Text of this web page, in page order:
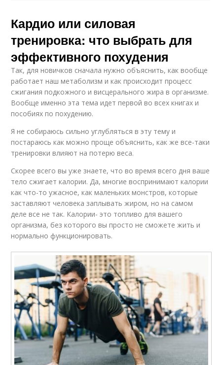
Кардио или силовая
тренировка: что выбрать для
эффективного похудения
Так, для новичков сначала нужно объяснить, как вообще
работает наш метаболизм и как происходит процесс
сжигания подкожного и висцерального жира в организме.
Вообще именно эта тема идет первой во всех книгах и
пособиях по похудению.
Я не собираюсь сильно углубляться в эту тему и
постараюсь как можно проще объяснить, как же все-таки
тренировки влияют на потерю веса.
Скорее всего вы уже знаете, что во время всего дня ваше
тело сжигает калории. Да, многие воспринимают калории
как что-то ужасное, как маленьких монстров, которые
заставляют человека заплывать жиром, но на самом
деле все не так. Калории- это топливо для вашего
организма, без которого вы просто не сможете жить и
нормально функционировать.